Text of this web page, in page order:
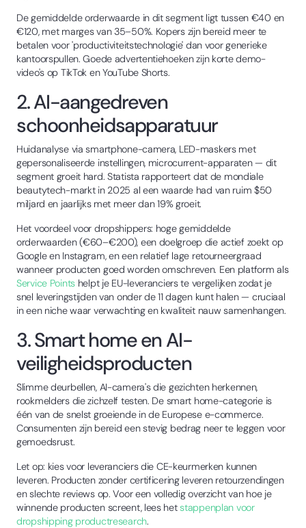
De gemiddelde orderwaarde in dit segment ligt tussen €40 en
€120, met marges van 35–50%. Kopers zijn bereid meer te
betalen voor 'productiviteitstechnologie' dan voor generieke
kantoorspullen. Goede advertentiehoeken zijn korte demo-
video's op TikTok en YouTube Shorts.
2. AI-aangedreven
schoonheidsapparatuur
Huidanalyse via smartphone-camera, LED-maskers met
gepersonaliseerde instellingen, microcurrent-apparaten — dit
segment groeit hard. Statista rapporteert dat de mondiale
beautytech-markt in 2025 al een waarde had van ruim $50
miljard en jaarlijks met meer dan 19% groeit.
Het voordeel voor dropshippers: hoge gemiddelde
orderwaarden (€60–€200), een doelgroep die actief zoekt op
Google en Instagram, en een relatief lage retourneergraad
wanneer producten goed worden omschreven. Een platform als
Service Pointshelpt je EU-leveranciers te vergelijken zodat je
snel leveringstijden van onder de 11 dagen kunt halen — cruciaal
in een niche waar verwachting en kwaliteit nauw samenhangen.
3. Smart home en AI-
veiligheidsproducten
Slimme deurbellen, AI-camera's die gezichten herkennen,
rookmelders die zichzelf testen. De smart home-categorie is
één van de snelst groeiende in de Europese e-commerce.
Consumenten zijn bereid een stevig bedrag neer te leggen voor
gemoedsrust.
Let op: kies voor leveranciers die CE-keurmerken kunnen
leveren. Producten zonder certificering leveren retourzendingen
en slechte reviews op. Voor een volledig overzicht van hoe je
winnende producten screent, lees hetstappenplan voor
dropshipping productresearch.